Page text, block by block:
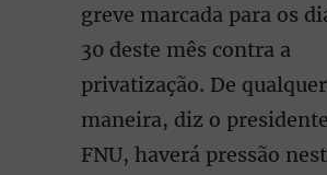
greve marcada para os
30 deste mês contra a
privatização. De qualquer
maneira, diz o
FNU, haverá pressão